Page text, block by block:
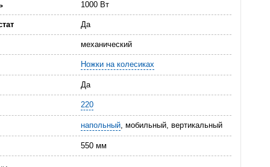
1000 Вт
Да
механический
Ножки на колесиках
Да
220
напольный , мобильный, вертикальный
550 мм